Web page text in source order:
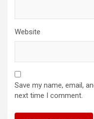
Website
Save my name, email,
next time I comment.